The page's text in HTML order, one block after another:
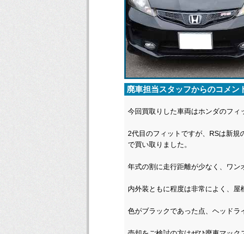
廃車担当スタッフからのコメン
今回買取りした車両はホンダのフィ
2代目のフィットですが、RSは新
で買い取りました。
年式の割に走行距離が少なく、ワン
内外装ともに程度は非常によく、屋
色がブラックであった点、ヘッドラ